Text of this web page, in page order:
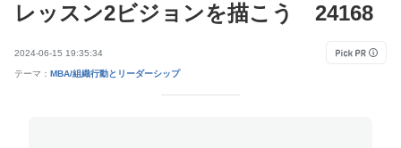
レッスン2ビジョンを描こう 24168
2024-06-15 19:35:34
テーマ： MBA/組織行動とリーダーシップ